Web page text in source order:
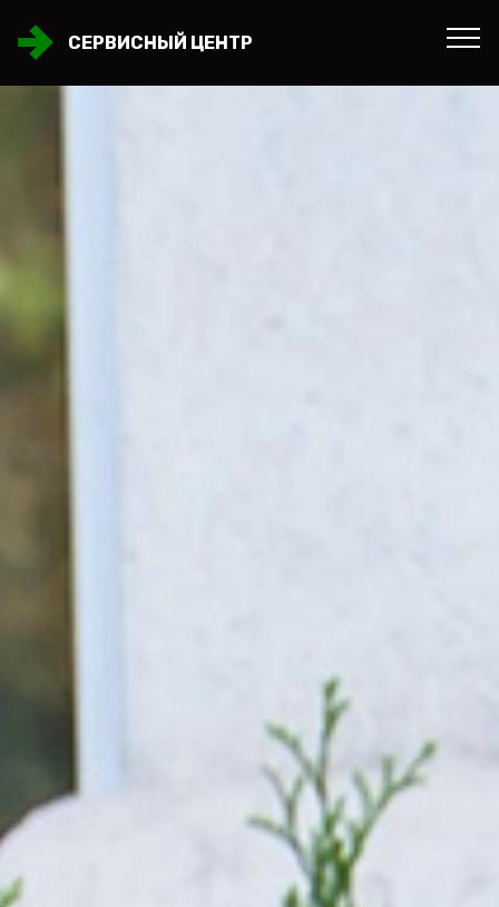
СЕРВИСНЫЙ ЦЕНТР